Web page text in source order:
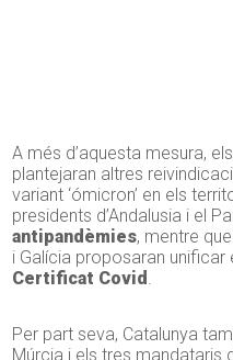
A més d’aquesta mesura,
plantejaran altres
variant ‘ómicron’ en els
presidents d’Andalusia i el
antipandèmies, mentre
i Galícia proposaran unificar
Certificat Covid .
Per part seva, Catalunya
Múrcia i els tres mandataris